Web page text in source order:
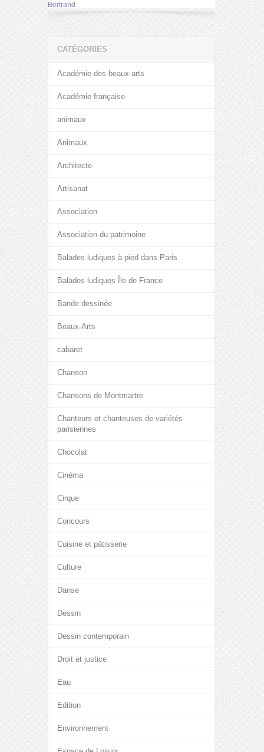
Bertrand
CATÉGORIES
Académie des beaux-arts
Académie française
animaux
Animaux
Architecte
Artisanat
Association
Association du patrimoine
Balades ludiques à pied dans Paris
Balades ludiques Île de France
Bande dessinée
Beaux-Arts
cabaret
Chanson
Chansons de Montmartre
Chanteurs et chanteuses de variétés
parisiennes
Chocolat
Cinéma
Cirque
Concours
Cuisine et pâtisserie
Culture
Danse
Dessin
Dessin contemporain
Droit et justice
Eau
Edition
Environnement